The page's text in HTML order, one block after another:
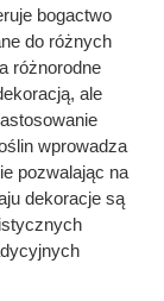
bogactwo
do różnych
różnorodne
ale
wprowadza
pozwalając na
dekoracje są